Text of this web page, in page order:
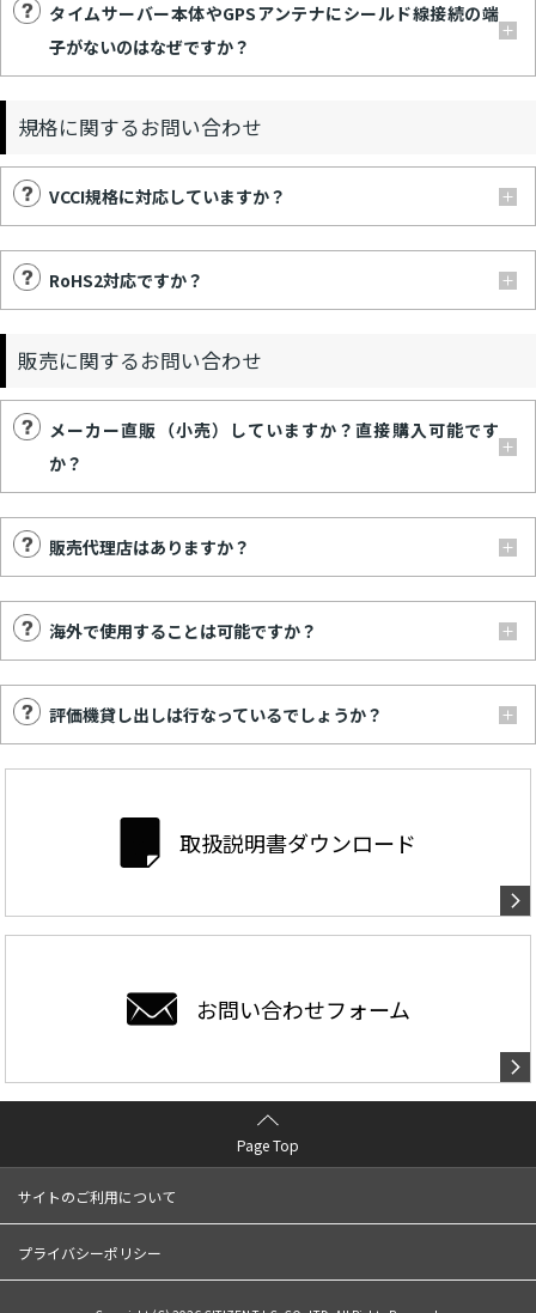
タイムサーバー本体やGPSアンテナにシールド線接続の端
子がないのはなぜですか？
規格に関するお問い合わせ
VCCI規格に対応していますか？
RoHS2対応ですか？
販売に関するお問い合わせ
メーカー直販（小売）していますか？直接購入可能です
か？
販売代理店はありますか？
海外で使用することは可能ですか？
評価機貸し出しは行なっているでしょうか？
取扱説明書ダウンロード
お問い合わせフォーム
Page Top
サイトのご利用について
プライバシーポリシー